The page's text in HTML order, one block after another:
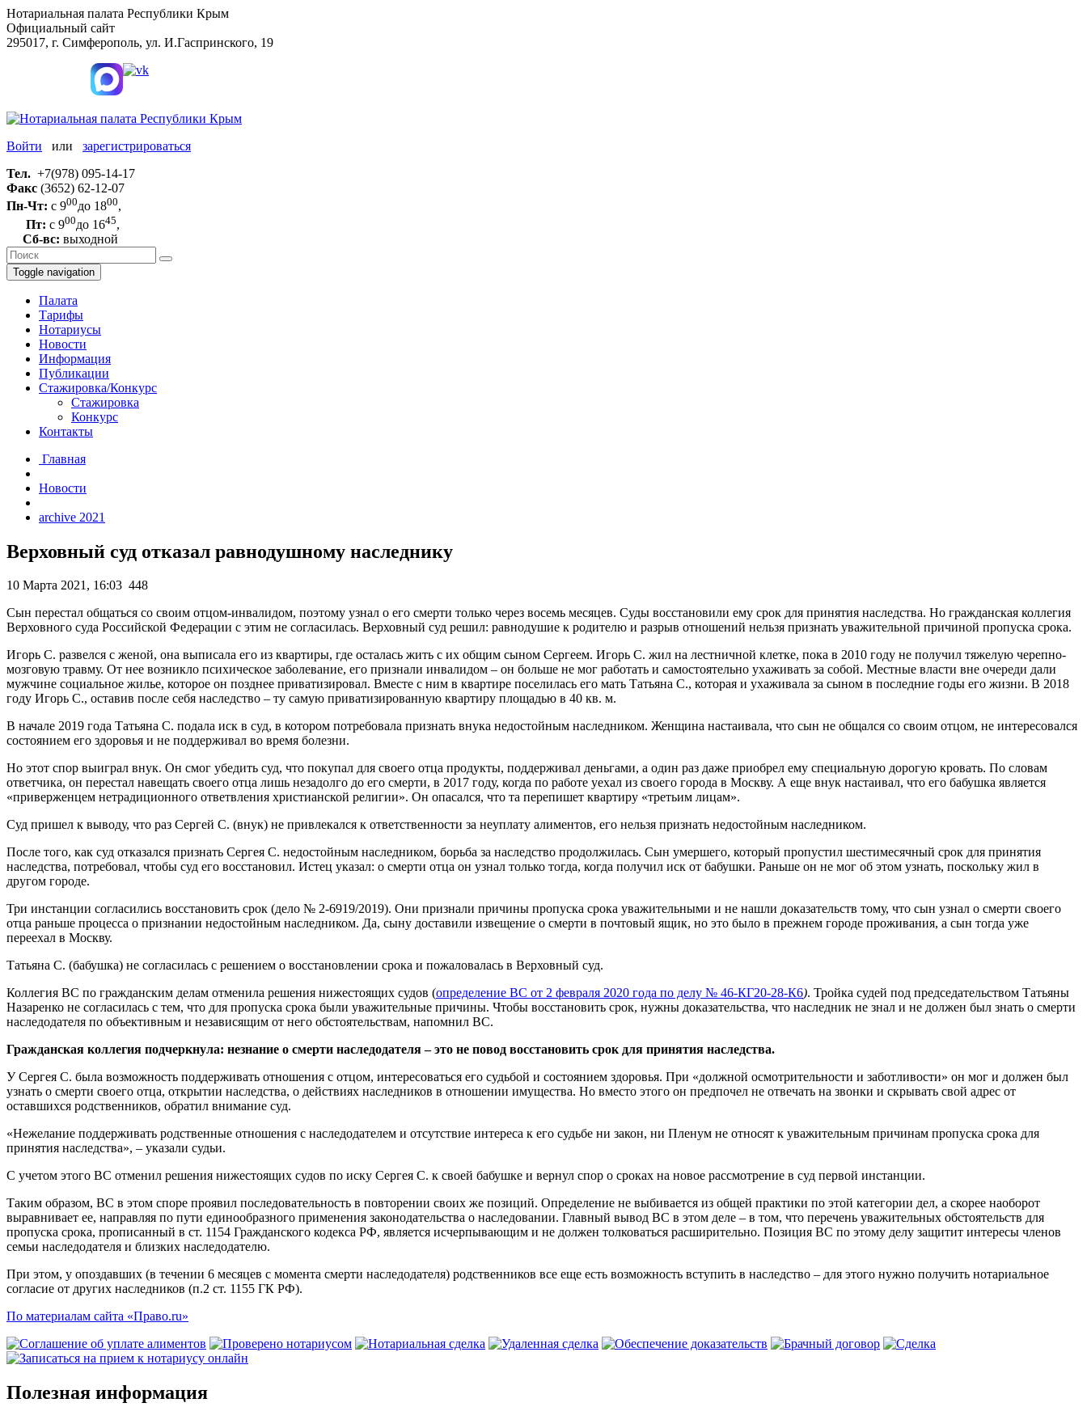
Нотариальная палата Республики Крым
Официальный сайт
295017, г. Симферополь, ул. И.Гаспринского, 19
Войти или зарегистрироваться
Тел. +7(978) 095-14-17
Факс (3652) 62-12-07
Пн-Чт: с 900до 1800,
Пт: с 900до 1645,
Сб-вс: выходной
Toggle navigation
Палата
Тарифы
Нотариусы
Новости
Информация
Публикации
Стажировка/Конкурс
Стажировка
Конкурс
Контакты
Главная
Новости
archive 2021
Верховный суд отказал равнодушному наследнику
10 Марта 2021, 16:03 448
Сын перестал общаться со своим отцом-инвалидом, поэтому узнал о его смерти только через восемь месяцев. Суды восстановили ему срок для принятия наследства. Но гражданская коллегия
Верховного суда Российской Федерации с этим не согласилась. Верховный суд решил: равнодушие к родителю и разрыв отношений нельзя признать уважительной причиной пропуска срока.
Игорь С. развелся с женой, она выписала его из квартиры, где осталась жить с их общим сыном Сергеем. Игорь С. жил на лестничной клетке, пока в 2010 году не получил тяжелую черепно-
мозговую травму. От нее возникло психическое заболевание, его признали инвалидом – он больше не мог работать и самостоятельно ухаживать за собой. Местные власти вне очереди дали
мужчине социальное жилье, которое он позднее приватизировал. Вместе с ним в квартире поселилась его мать Татьяна С., которая и ухаживала за сыном в последние годы его жизни. В 2018
году Игорь С., оставив после себя наследство – ту самую приватизированную квартиру площадью в 40 кв. м.
В начале 2019 года Татьяна С. подала иск в суд, в котором потребовала признать внука недостойным наследником. Женщина настаивала, что сын не общался со своим отцом, не интересовался
состоянием его здоровья и не поддерживал во время болезни.
Но этот спор выиграл внук. Он смог убедить суд, что покупал для своего отца продукты, поддерживал деньгами, а один раз даже приобрел ему специальную дорогую кровать. По словам
ответчика, он перестал навещать своего отца лишь незадолго до его смерти, в 2017 году, когда по работе уехал из своего города в Москву. А еще внук настаивал, что его бабушка является
«приверженцем нетрадиционного ответвления христианской религии». Он опасался, что та перепишет квартиру «третьим лицам».
Суд пришел к выводу, что раз Сергей С. (внук) не привлекался к ответственности за неуплату алиментов, его нельзя признать недостойным наследником.
После того, как суд отказался признать Сергея С. недостойным наследником, борьба за наследство продолжилась. Сын умершего, который пропустил шестимесячный срок для принятия
наследства, потребовал, чтобы суд его восстановил. Истец указал: о смерти отца он узнал только тогда, когда получил иск от бабушки. Раньше он не мог об этом узнать, поскольку жил в
другом городе.
Три инстанции согласились восстановить срок (дело № 2-6919/2019). Они признали причины пропуска срока уважительными и не нашли доказательств тому, что сын узнал о смерти своего
отца раньше процесса о признании недостойным наследником. Да, сыну доставили извещение о смерти в почтовый ящик, но это было в прежнем городе проживания, а сын тогда уже
переехал в Москву.
Татьяна С. (бабушка) не согласилась с решением о восстановлении срока и пожаловалась в Верховный суд.
Коллегия ВС по гражданским делам отменила решения нижестоящих судов (определение ВС от 2 февраля 2020 года по делу № 46-КГ20-28-К6). Тройка судей под председательством Татьяны
Назаренко не согласилась с тем, что для пропуска срока были уважительные причины. Чтобы восстановить срок, нужны доказательства, что наследник не знал и не должен был знать о смерти
наследодателя по объективным и независящим от него обстоятельствам, напомнил ВС.
Гражданская коллегия подчеркнула: незнание о смерти наследодателя – это не повод восстановить срок для принятия наследства.
У Сергея С. была возможность поддерживать отношения с отцом, интересоваться его судьбой и состоянием здоровья. При «должной осмотрительности и заботливости» он мог и должен был
узнать о смерти своего отца, открытии наследства, о действиях наследников в отношении имущества. Но вместо этого он предпочел не отвечать на звонки и скрывать свой адрес от
оставшихся родственников, обратил внимание суд.
«Нежелание поддерживать родственные отношения с наследодателем и отсутствие интереса к его судьбе ни закон, ни Пленум не относят к уважительным причинам пропуска срока для
принятия наследства», – указали судьи.
С учетом этого ВС отменил решения нижестоящих судов по иску Сергея С. к своей бабушке и вернул спор о сроках на новое рассмотрение в суд первой инстанции.
Таким образом, ВС в этом споре проявил последовательность в повторении своих же позиций. Определение не выбивается из общей практики по этой категории дел, а скорее наоборот
выравнивает ее, направляя по пути единообразного применения законодательства о наследовании. Главный вывод ВС в этом деле – в том, что перечень уважительных обстоятельств для
пропуска срока, прописанный в ст. 1154 Гражданского кодекса РФ, является исчерпывающим и не должен толковаться расширительно. Позиция ВС по этому делу защитит интересы членов
семьи наследодателя и близких наследодателю.
При этом, у опоздавших (в течении 6 месяцев с момента смерти наследодателя) родственников все еще есть возможность вступить в наследство – для этого нужно получить нотариальное
согласие от других наследников (п.2 ст. 1155 ГК РФ).
По материалам сайта «Право.ru»
Полезная информация